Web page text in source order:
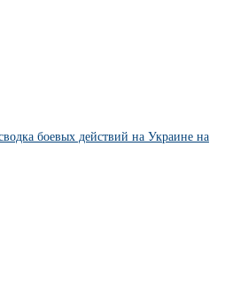
боевых действий на Украине на